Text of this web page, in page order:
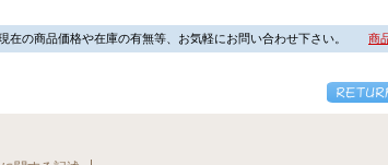
在の商品価格や在庫の有無等、お気軽にお問い合わせ下さい。 商